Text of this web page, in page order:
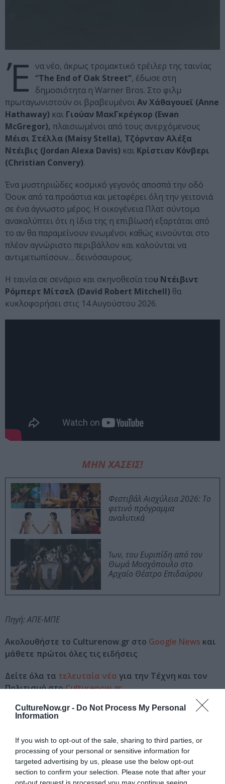
CultureNow.gr - Do Not Process My Personal
Information
If you wish to opt-out of the sale, sharing to third parties, or
processing of your personal or sensitive information for
targeted advertising by us, please use the below opt-out
section to confirm your selection. Please note that after your
opt-out request is processed you may continue seeing
Έ να νέο, άκρως τρομακτικό τρέιλερ της ταινίας
“The End of Oak Street”, έδωσε στη
δημοσιότητα η Warner Bros. Στο φιλμ
πρωταγωνιστούν οι βραβευμένοιΑν Χάθαγουεϊ (Anne
Hathaway) και Γιούαν ΜακΓκρέγκορ (Ewan
McGregor), πλαισιωμένοι από τους ανερχόμενους
Μέισι Στέλλα (Maisy Stella), Τζόρνταν Αλέξα
Ντέιβις (Jordan Alexa Davis) και Κρίστιαν Κόνβερι
(Christian Convery).
Ένα μυστηριώδες κοσμικό γεγονός αποσπά την οδό
Όουκ από τα προάστια και μεταφέρει όλη την γειτονιά
σε ένα άγνωστο μέρος. Η οικογένεια Πλατ σύντομα
ανακαλύπτει ότι η ίδια της η επιβίωσή εξαρτάται από
το αν θα παραμείνουν ενωμένοι καθώς κινούνται στο
πλέον αγνώριστο περιβάλλον και καλούνται να
αντιμετωπίσουν… δεινόσαυρους.
Η ταινία σε σενάριο και σκηνοθεσία του Ντέιβιντ
Ρόμπερτ Μίτσελ (David Robert Mitchell) θα
κυκλοφορήσει στις 14 Αυγούστου 2026.
ΜΗΝ ΧΑΣΕΙΣ!
Φεστιβάλ Αισχύλεια 2026: Το
φετινό πρόγραμμα
αναλυτικά
Ίων, του Ευριπίδη από τον
Θωμά Μοσχόπουλο στο
Αρχαίο Θέατρο Επιδαύρου
Πηγή: ΑΠΕ-ΜΠΕ
Ακολουθήστε το Culturenow.gr στο Google News και
μάθετε πρώτοι όλες τις ειδήσεις
Δείτε όλα τα τελευταία νέα για την Τέχνη και τον
Πολιτισμό στοCulturenow.gr
Νέοι Διαγωνισμοί❯
Tags
ΘΡΙΛΕΡ - ΤΡΟΜΟΥ
ΞΕΝΕΣ ΤΑΙΝΙΕΣ
ΦΑΝΤΑΣΙΑΣ - ANIMATION